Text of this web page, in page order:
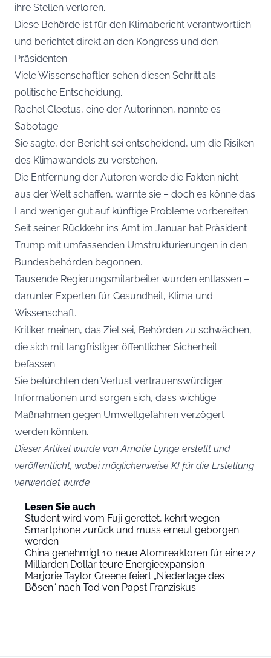
ihre Stellen verloren.
Diese Behörde ist für den Klimabericht verantwortlich
und berichtet direkt an den Kongress und den
Präsidenten.
Viele Wissenschaftler sehen diesen Schritt als
politische Entscheidung.
Rachel Cleetus, eine der Autorinnen, nannte es
Sabotage.
Sie sagte, der Bericht sei entscheidend, um die Risiken
des Klimawandels zu verstehen.
Die Entfernung der Autoren werde die Fakten nicht
aus der Welt schaffen, warnte sie – doch es könne das
Land weniger gut auf künftige Probleme vorbereiten.
Seit seiner Rückkehr ins Amt im Januar hat Präsident
Trump mit umfassenden Umstrukturierungen in den
Bundesbehörden begonnen.
Tausende Regierungsmitarbeiter wurden entlassen –
darunter Experten für Gesundheit, Klima und
Wissenschaft.
Kritiker meinen, das Ziel sei, Behörden zu schwächen,
die sich mit langfristiger öffentlicher Sicherheit
befassen.
Sie befürchten den Verlust vertrauenswürdiger
Informationen und sorgen sich, dass wichtige
Maßnahmen gegen Umweltgefahren verzögert
werden könnten.
Dieser Artikel wurde von Amalie Lynge erstellt und
veröffentlicht, wobei möglicherweise KI für die Erstellung
verwendet wurde
Lesen Sie auch
Student wird vom Fuji gerettet, kehrt wegen
Smartphone zurück und muss erneut geborgen
werden
China genehmigt 10 neue Atomreaktoren für eine 27
Milliarden Dollar teure Energieexpansion
Marjorie Taylor Greene feiert „Niederlage des
Bösen“ nach Tod von Papst Franziskus